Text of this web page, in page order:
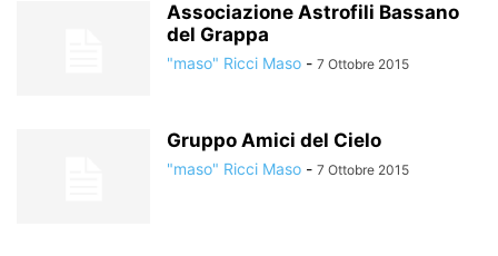
Associazione Astrofili Bassano
del Grappa
"maso" Ricci Maso - 7 Ottobre 2015
Gruppo Amici del Cielo
"maso" Ricci Maso - 7 Ottobre 2015